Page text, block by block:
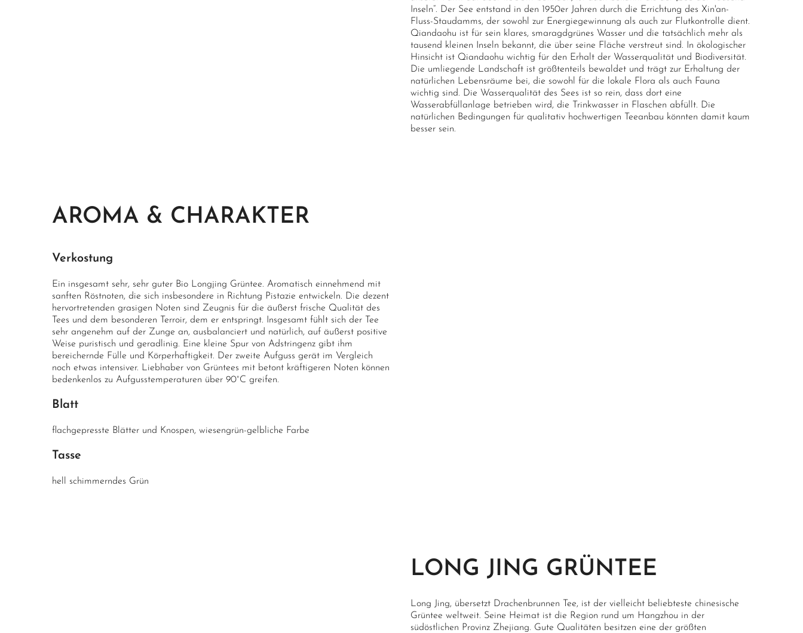
Inseln“. Der See entstand in den 1950er Jahren durch die Errichtung des Xin'an-
Fluss-Staudamms, der sowohl zur Energiegewinnung als auch zur Flutkontrolle dient.
Qiandaohu ist für sein klares, smaragdgrünes Wasser und die tatsächlich mehr als
tausend kleinen Inseln bekannt, die über seine Fläche verstreut sind. In ökologischer
Hinsicht ist Qiandaohu wichtig für den Erhalt der Wasserqualität und Biodiversität.
Die umliegende Landschaft ist größtenteils bewaldet und trägt zur Erhaltung der
natürlichen Lebensräume bei, die sowohl für die lokale Flora als auch Fauna
wichtig sind. Die Wasserqualität des Sees ist so rein, dass dort eine
Wasserabfüllanlage betrieben wird, die Trinkwasser in Flaschen abfüllt. Die
natürlichen Bedingungen für qualitativ hochwertigen Teeanbau könnten damit kaum
besser sein.
AROMA & CHARAKTER
Verkostung
Ein insgesamt sehr, sehr guter Bio Longjing Grüntee. Aromatisch einnehmend mit
sanften Röstnoten, die sich insbesondere in Richtung Pistazie entwickeln. Die dezent
hervortretenden grasigen Noten sind Zeugnis für die äußerst frische Qualität des
Tees und dem besonderen Terroir, dem er entspringt. Insgesamt fühlt sich der Tee
sehr angenehm auf der Zunge an, ausbalanciert und natürlich, auf äußerst positive
Weise puristisch und geradlinig. Eine kleine Spur von Adstringenz gibt ihm
bereichernde Fülle und Körperhaftigkeit. Der zweite Aufguss gerät im Vergleich
noch etwas intensiver. Liebhaber von Grüntees mit betont kräftigeren Noten können
bedenkenlos zu Aufgusstemperaturen über 90°C greifen.
Blatt
flachgepresste Blätter und Knospen, wiesengrün-gelbliche Farbe
Tasse
hell schimmerndes Grün
LONG JING GRÜNTEE
Long Jing, übersetzt Drachenbrunnen Tee, ist der vielleicht beliebteste chinesische
Grüntee weltweit. Seine Heimat ist die Region rund um Hangzhou in der
südöstlichen Provinz Zhejiang. Gute Qualitäten besitzen eine der größten